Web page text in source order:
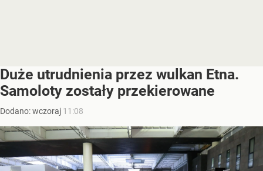
Duże utrudnienia przez wulkan Etna.
Samoloty zostały przekierowane
Dodano:wczoraj 11:08